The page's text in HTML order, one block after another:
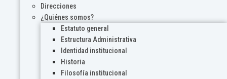
Direcciones
¿Quiénes somos?
Estatuto general
Estructura Administrativa
Identidad institucional
Historia
Filosofía institucional